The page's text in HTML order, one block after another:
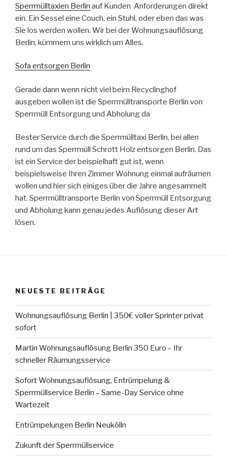
Sperrmülltaxien Berlin auf Kunden Anforderungen direkt
ein. Ein Sessel eine Couch, ein Stuhl, oder eben das was
Sie los werden wollen. Wir bei der Wohnungsauflösung
Berlin, kümmern uns wirklich um Alles.
Sofa entsorgen Berlin
Gerade dann wenn nicht viel beim Recyclinghof
ausgeben wollen ist die Sperrmülltransporte Berlin von
Sperrmüll Entsorgung und Abholung da
Bester Service durch die Sperrmülltaxi Berlin, bei allen
rund um das Sperrmüll Schrott Holz entsorgen Berlin. Das
ist ein Service der beispielhaft gut ist, wenn
beispielsweise Ihren Zimmer Wohnung einmal aufräumen
wollen und hier sich einiges über die Jahre angesammelt
hat. Sperrmülltransporte Berlin von Sperrmüll Entsorgung
und Abholung kann genau jedes Auflösung dieser Art
lösen.
NEUESTE BEITRÄGE
Wohnungsauflösung Berlin | 350€ voller Sprinter privat
sofort
Martin Wohnungsauflösung Berlin 350 Euro – Ihr
schneller Räumungsservice
Sofort Wohnungsauflösung, Entrümpelung &
Sperrmüllservice Berlin – Same-Day Service ohne
Wartezeit
Entrümpelungen Berlin Neukölln
Zukunft der Sperrmüllservice